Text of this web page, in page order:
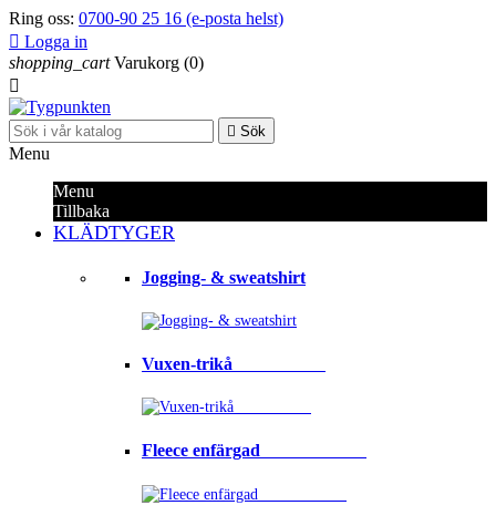
Ring oss: 0700-90 25 16 (e-posta helst)
 Logga in
shopping_cart Varukorg (0)

 Sök
Menu
Menu
Tillbaka
KLÄDTYGER
Jogging- & sweatshirt
Vuxen-trikå⠀⠀⠀⠀⠀⠀⠀
Fleece enfärgad⠀⠀⠀⠀⠀⠀⠀⠀